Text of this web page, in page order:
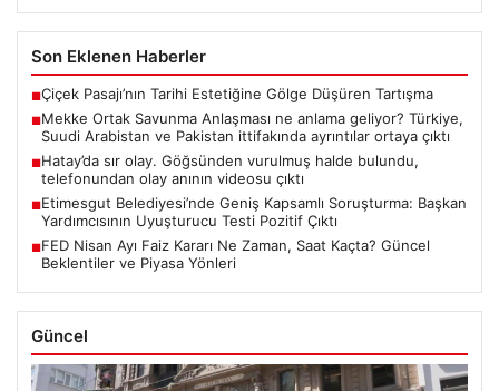
Son Eklenen Haberler
■Çiçek Pasajı’nın Tarihi Estetiğine Gölge Düşüren Tartışma
■Mekke Ortak Savunma Anlaşması ne anlama geliyor? Türkiye,
Suudi Arabistan ve Pakistan ittifakında ayrıntılar ortaya çıktı
■Hatay’da sır olay. Göğsünden vurulmuş halde bulundu,
telefonundan olay anının videosu çıktı
■Etimesgut Belediyesi’nde Geniş Kapsamlı Soruşturma: Başkan
Yardımcısının Uyuşturucu Testi Pozitif Çıktı
■FED Nisan Ayı Faiz Kararı Ne Zaman, Saat Kaçta? Güncel
Beklentiler ve Piyasa Yönleri
Güncel